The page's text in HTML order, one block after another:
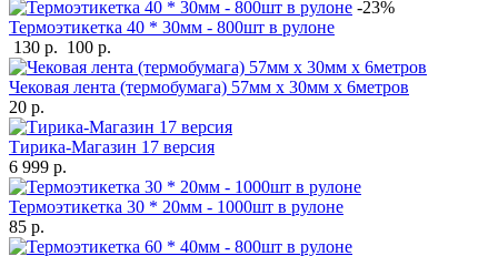
-23%
Термоэтикетка 40 * 30мм - 800шт в рулоне
130 р. 100 р.
Чековая лента (термобумага) 57мм x 30мм х 6метров
20 р.
Тирика-Магазин 17 версия
6 999 р.
Термоэтикетка 30 * 20мм - 1000шт в рулоне
85 р.